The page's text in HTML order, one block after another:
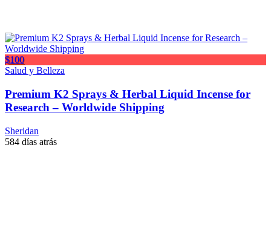
$100
Salud y Belleza
Premium K2 Sprays & Herbal Liquid Incense for
Research – Worldwide Shipping
Sheridan
584 días atrás